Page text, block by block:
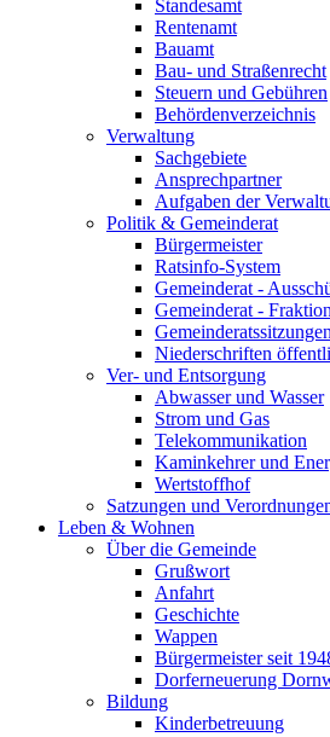
Standesamt
Rentenamt
Bauamt
Bau- und Straßenrecht
Steuern und Gebühren
Behördenverzeichnis
Verwaltung
Sachgebiete
Ansprechpartner
Aufgaben der
Politik & Gemeinderat
Bürgermeister
Ratsinfo-System
Gemeinderat -
Gemeinderat -
Gemeinderatssitzungen
Niederschriften
Ver- und Entsorgung
Abwasser und Wasser
Strom und Gas
Telekommunikation
Kaminkehrer und
Wertstoffhof
Satzungen und
Leben & Wohnen
Über die Gemeinde
Grußwort
Anfahrt
Geschichte
Wappen
Bürgermeister seit
Dorferneuerung
Bildung
Kinderbetreuung